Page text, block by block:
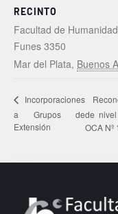
RECINTO
Facultad de
Funes 3350
Mar del Plata, Buenos
Incorporaciones
a Grupos de
Extensión
de
OCA Nº